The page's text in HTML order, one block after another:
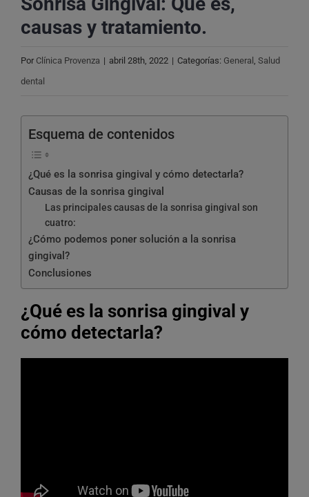
causas y tratamiento.
Por Clínica Provenza | abril 28th, 2022 | Categorías: General , Salud
dental
Esquema de contenidos
¿Qué es la sonrisa gingival y cómo detectarla?
Causas de la sonrisa gingival
Las principales causas de la sonrisa gingival son
cuatro:
¿Cómo podemos poner solución a la sonrisa
gingival?
Conclusiones
¿Qué es la sonrisa gingival y
cómo detectarla?